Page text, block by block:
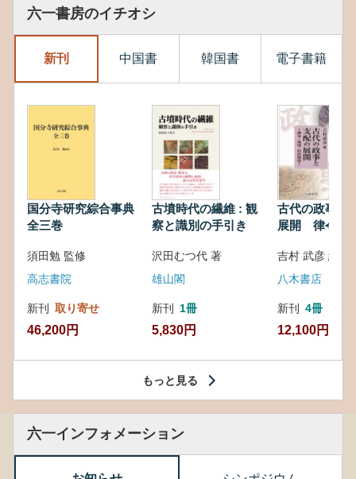
六一書房のイチオシ
新刊 中国書 韓国書 電子書籍
国分寺研究綜合事典
全三巻
須田勉 監修
高志書院
新刊 取り寄せ
46,200円
古墳時代の繊維 : 観
察と識別の手引き
沢田むつ代 著
雄山閣
新刊 1冊
5,830円
古代の政事と
展開 律令・
吉村 武彦 編集
八木書店
新刊 4冊
12,100円
もっと見る
六一インフォメーション